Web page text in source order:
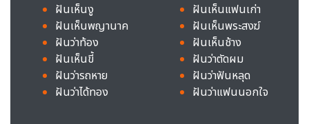
ฝันเห็นงู
ฝันเห็นพญานาค
ฝันว่าท้อง
ฝันเห็นขี้
ฝันว่ารถหาย
ฝันว่าได้ทอง
ฝันเห็นแฟนเก่า
ฝันเห็นพระสงฆ์
ฝันเห็นช้าง
ฝันว่าตัดผม
ฝันว่าฟันหลุด
ฝันว่าแฟนนอกใจ